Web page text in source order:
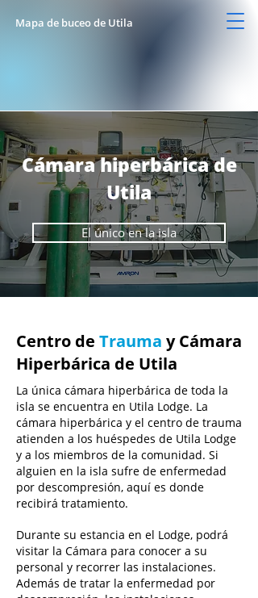
Mapa de buceo de Utila
Cámara hiperbárica de
Utila
El único en la isla
Centro de Trauma y Cámara
Hiperbárica de Utila
La única cámara hiperbárica de toda la
isla se encuentra en Utila Lodge. La
cámara hiperbárica y el centro de trauma
atienden a los huéspedes de Utila Lodge
y a los miembros de la comunidad. Si
alguien en la isla sufre de enfermedad
por descompresión, aquí es donde
recibirá tratamiento.
Durante su estancia en el Lodge, podrá
visitar la Cámara para conocer a su
personal y recorrer las instalaciones.
Además de tratar la enfermedad por